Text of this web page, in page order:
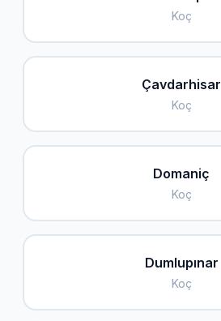
Koç
Çavdarhisar
Koç
Domaniç
Koç
Dumlupınar
Koç